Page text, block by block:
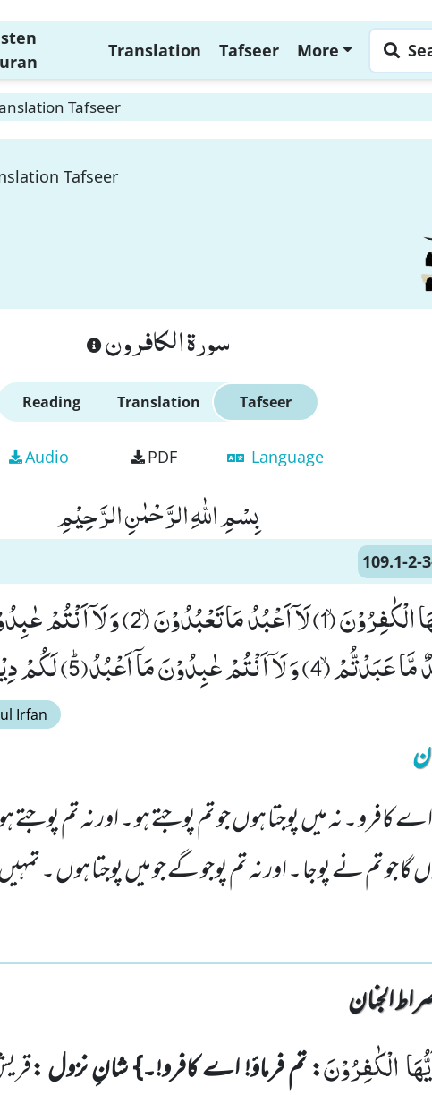
Translation Tafseer More
Tafseer
Tafseer
سورة الكافرون
Reading Translation Tafseer
Audio PDF Language
بِسْمِ اللّٰهِ الرَّحْمٰنِ الرَّحِیْمِ
109.1-2-
عٰبِدُوْنَ مَاۤ اَعْبُدُﭤ(5) لَكُمْ دِیْنُكُمْ وَ لِیَ دِیْنِ۠ (6)
Irfan
کافرو ۔ نہ میں پوجتا ہوں جو تم پوجتے ہو ۔ اور نہ تم پوجتے
گا جو تم نے پوجا ۔ اور نہ تم پوجو گے جو میں پوجتا ہوں ۔
الْكٰفِرُوْنَ: تم فرماؤ!اے کافرو!۔}شانِ نزول :